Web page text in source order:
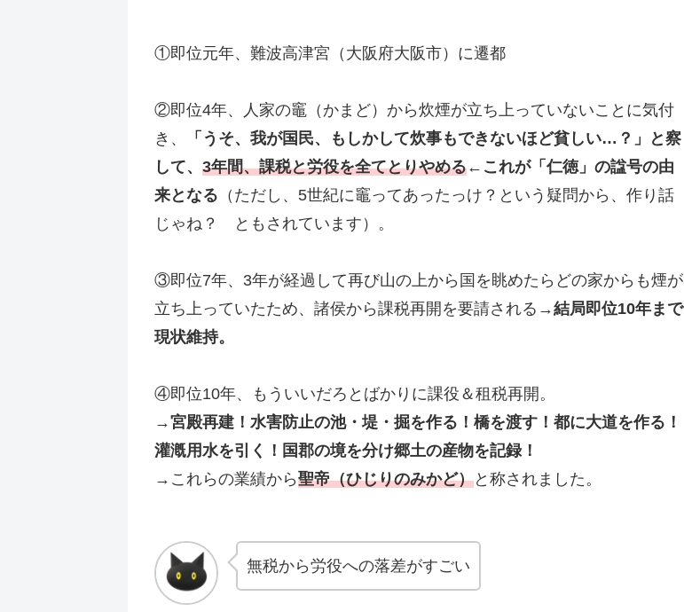
①即位元年、難波高津宮（大阪府大阪市）に遷都
②即位4年、人家の竈（かまど）から炊煙が立ち上っていないことに気付
き、
「うそ、我が国民、もしかして炊事もできないほど貧しい…？」と察
して、 3年間、課税と労役を全てとりやめる←これが「仁徳」の諡号の由
来となる （ただし、5世紀に竈ってあったっけ？という疑問から、作り話
じゃね？ ともされています）。
③即位7年、3年が経過して再び山の上から国を眺めたらどの家からも煙が
立ち上っていたため、諸侯から課税再開を要請される→結局即位10年まで
現状維持。
④即位10年、もういいだろとばかりに課役＆租税再開。
→宮殿再建！水害防止の池・堤・掘を作る！橋を渡す！都に大道を作る！
灌漑用水を引く！国郡の境を分け郷土の産物を記録！
→これらの業績から聖帝（ひじりのみかど）と称されました。
無税から労役への落差がすごい